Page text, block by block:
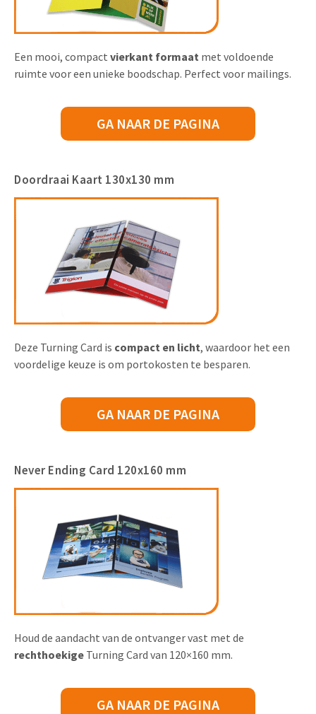
Een mooi, compact vierkant formaat met voldoende
ruimte voor een unieke boodschap. Perfect voor mailings.
GA NAAR DE PAGINA
Doordraai Kaart 130x130 mm
Deze Turning Card is compact en licht, waardoor het een
voordelige keuze is om portokosten te besparen.
GA NAAR DE PAGINA
Never Ending Card 120x160 mm
Houd de aandacht van de ontvanger vast met de
rechthoekige Turning Card van 120×160 mm.
GA NAAR DE PAGINA